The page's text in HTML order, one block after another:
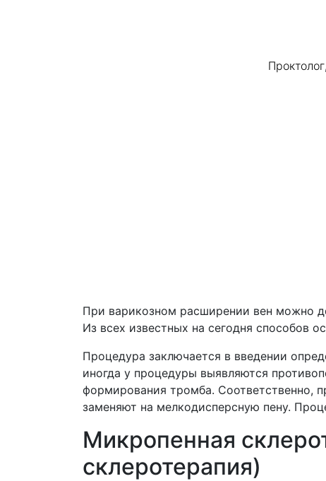
Проктолог,
При варикозном расширении вен можно
Из всех известных на сегодня способов
Процедура заключается в введении
иногда у процедуры выявляются
формирования тромба. Соответственно,
заменяют на мелкодисперсную пену.
Микропенная
склеротерапия)